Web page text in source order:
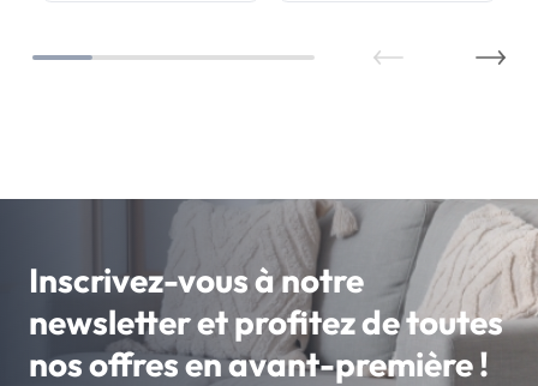
Inscrivez-vous à notre
newsletter et profitez de toutes
nos offres en avant-première !